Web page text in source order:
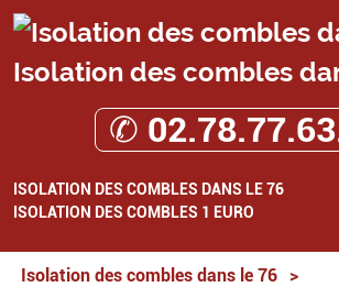
Isolation des combles
✆
ISOLATION DES COMBLES DANS LE 76
ISOLATION DES COMBLES 1 EURO
Isolation des combles dans le 76
>